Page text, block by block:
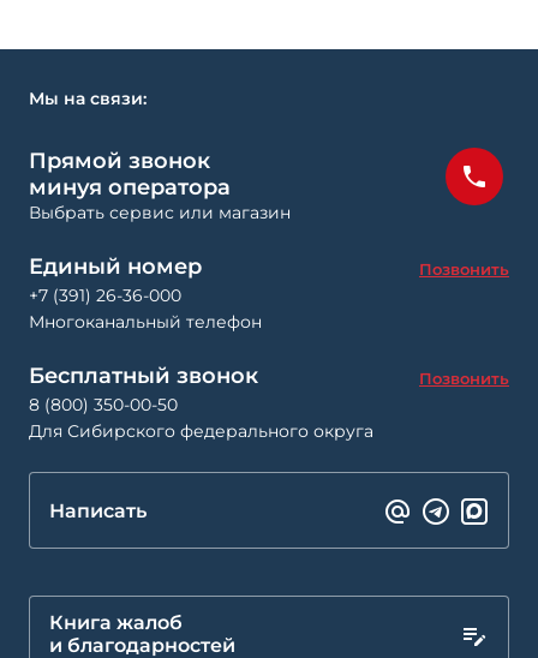
Мы на связи:
Прямой звонок
минуя оператора
Выбрать сервис или магазин
Единый номер Позвонить
+7 (391) 26-36-000
Многоканальный телефон
Бесплатный звонок Позвонить
8 (800) 350-00-50
Для Сибирского федерального округа
Написать
Книга жалоб
и благодарностей